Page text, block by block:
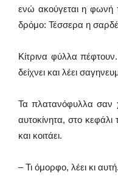
ενώ ακούγεται η φωνή
δρόμο: Τέσσερα η
Κίτρινα φύλλα
δείχνει και λέει
Τα πλατανόφυλλα σαν
αυτοκίνητα, στο κεφάλι
και κοιτάει.
– Τι όμορφο, λέει κι αυτή.